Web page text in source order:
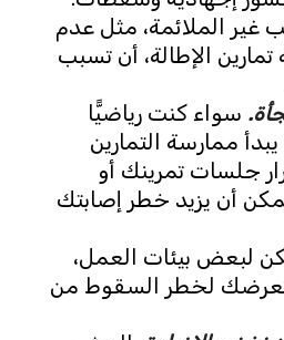
غير الملائمة، مثل عدم
الإطالة، أن تسبب
سواء كنت رياضيًّا
ممارسة التمارين
جلسات تمرينك أو
أن يزيد خطر إصابتك
بيئات العمل،
تعرضك لخطر السقوط من